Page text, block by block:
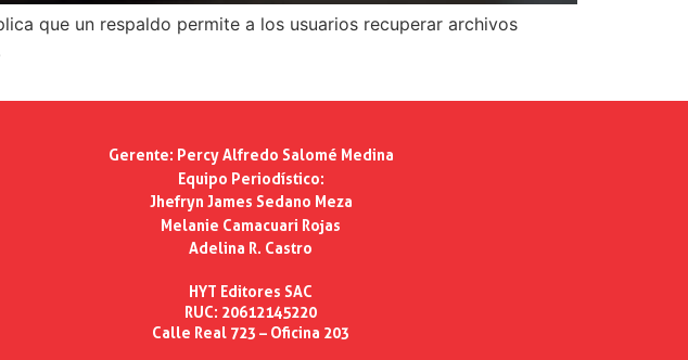
que un respaldo permite a los usuarios recuperar archivos
Gerente: Percy Alfredo Salomé Medina
Equipo Periodístico:
Jhefryn James Sedano Meza
Melanie Camacuari Rojas
Adelina R. Castro
HYT Editores SAC
RUC: 20612145220
Calle Real 723 – Oficina 203